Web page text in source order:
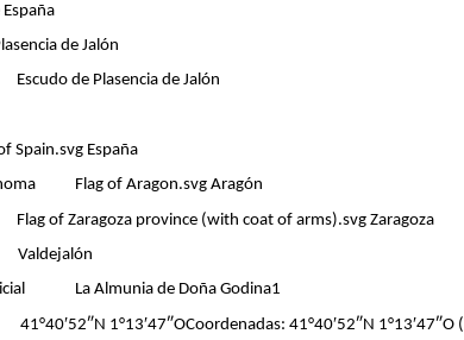
de Jalón
de Plasencia de Jalón
España
Flag of Aragon.svg Aragón
of Zaragoza province (with coat of arms).svg Zaragoza
Valdejalón
La Almunia de Doña Godina1
1°13′47″OCoordenadas: 41°40′52″N 1°13′47″O